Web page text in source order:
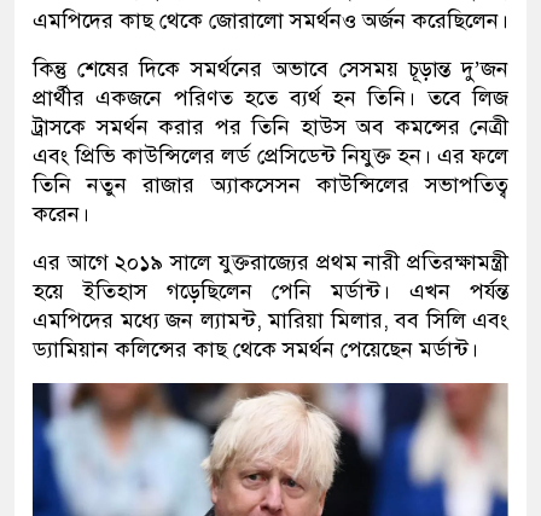
এমপিদের কাছ থেকে জোরালো সমর্থনও অর্জন করেছিলেন।
কিন্তু শেষের দিকে সমর্থনের অভাবে সেসময় চূড়ান্ত দু’জন
প্রার্থীর একজনে পরিণত হতে ব্যর্থ হন তিনি। তবে লিজ
ট্রাসকে সমর্থন করার পর তিনি হাউস অব কমন্সের নেত্রী
এবং প্রিভি কাউন্সিলের লর্ড প্রেসিডেন্ট নিযুক্ত হন। এর ফলে
তিনি নতুন রাজার অ্যাকসেসন কাউন্সিলের সভাপতিত্ব
করেন।
এর আগে ২০১৯ সালে যুক্তরাজ্যের প্রথম নারী প্রতিরক্ষামন্ত্রী
হয়ে ইতিহাস গড়েছিলেন পেনি মর্ডান্ট। এখন পর্যন্ত
এমপিদের মধ্যে জন ল্যামন্ট, মারিয়া মিলার, বব সিলি এবং
ড্যামিয়ান কলিন্সের কাছ থেকে সমর্থন পেয়েছেন মর্ডান্ট।